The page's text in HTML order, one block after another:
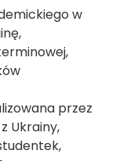
w
przez
Ukrainy,